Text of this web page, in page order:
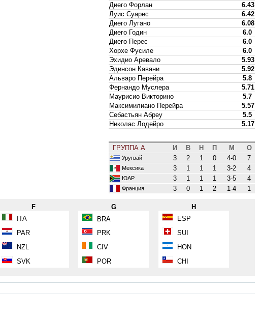
Диего Форлан
6.43
Луис Суарес
6.42
Диего Лугано
6.08
Диего Годин
6.0
Диего Перес
6.0
Хорхе Фусиле
6.0
Эхидио Аревало
5.93
Эдинсон Кавани
5.92
Альваро Перейра
5.8
Фернандо Муслера
5.71
Маурисио Викторино
5.7
Максимилиано Перейра
5.57
Себастьян Абреу
5.5
Николас Лодейро
5.17
ГРУППА A И В Н П М О
Уругвай 3 2 1 0 4-0 7
Мексика 3 1 1 1 3-2 4
ЮАР 3 1 1 1 3-5 4
Франция 3 0 1 2 1-4 1
F
ITA
PAR
NZL
SVK
G
BRA
PRK
CIV
POR
H
ESP
SUI
HON
CHI